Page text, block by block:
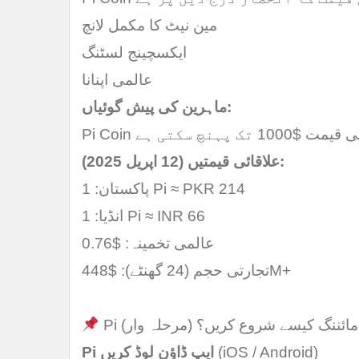
مین نیٹ کا مکمل لانچ
ایکسچینج لسٹنگ
عالمی اپنانا
ماہرین کی پیش گوئیاں:
علاقائی قیمتیں (12 اپریل 2025):
پاکستان: 1 Pi ≈ PKR 214
انڈیا: 1 Pi ≈ INR 66
عالمی تخمینہ: $0.76
تجارتی حجم (24 گھنٹے): $448M+
Pi مائننگ کیسے شروع کریں؟ (مرحلہ وار)
Pi ایپ ڈاؤن لوڈ کریں (iOS / Android)